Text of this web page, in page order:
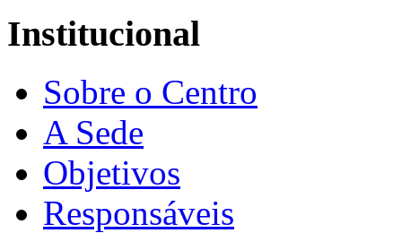
Institucional
Sobre o Centro
A Sede
Objetivos
Responsáveis